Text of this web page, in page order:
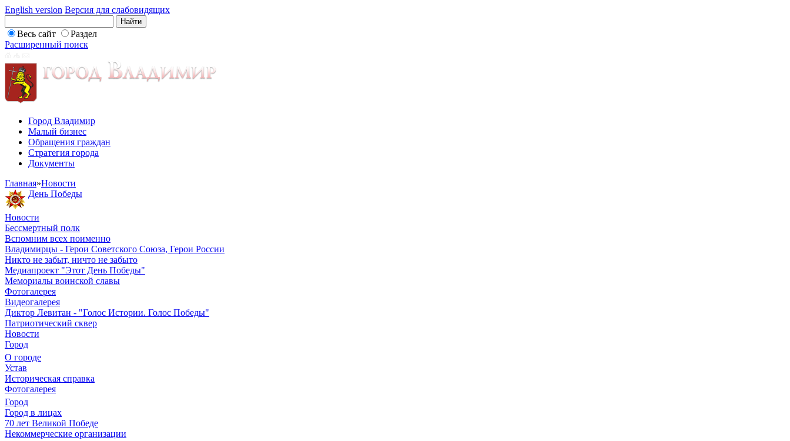
English version Версия для слабовидящих
Весь сайт
Раздел
Расширенный поиск
Город Владимир
Малый бизнес
Обращения граждан
Стратегия города
Документы
Главная»Новости
День Победы
Новости
Бессмертный полк
Вспомним всех поименно
Владимирцы - Герои Советского Союза, Герои России
Никто не забыт, ничто не забыто
Медиапроект "Этот День Победы"
Мемориалы воинской славы
Фотогалерея
Видеогалерея
Диктор Левитан - "Голос Истории. Голос Победы"
Патриотический сквер
Новости
Город
О городе
Устав
Историческая справка
Фотогалерея
Город
Город в лицах
70 лет Великой Победе
Некоммерческие организации